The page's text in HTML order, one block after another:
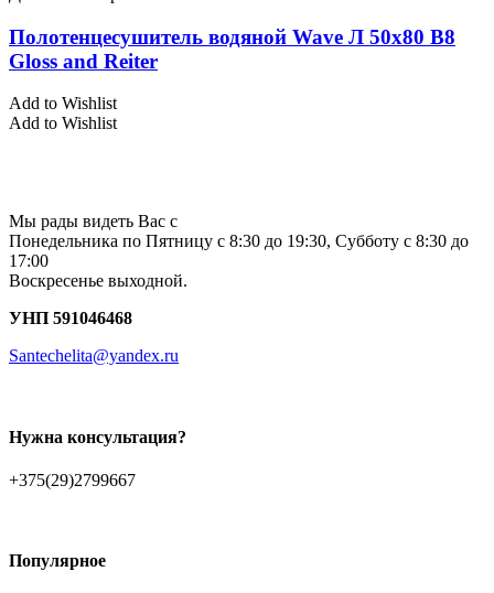
Полотенцесушитель водяной Wave Л 50х80 В8
Gloss and Reiter
Add to Wishlist
Add to Wishlist
Мы рады видеть Вас с
Понедельника по Пятницу с 8:30 до 19:30, Субботу с 8:30 до
17:00
Воскресенье выходной.
УНП 591046468
Santechelita@yandex.ru
Нужна консультация?
+375(29)2799667
Популярное